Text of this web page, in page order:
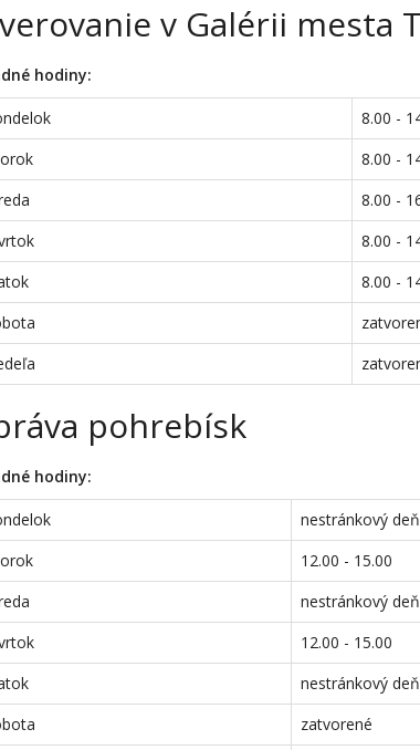
v Galérii mesta
hodiny:
8.00 -
8.00 -
8.00 -
8.00 -
8.00 -
pohrebísk
hodiny:
nestránkový deň
12.00 - 15.00
nestránkový deň
12.00 - 15.00
nestránkový deň
zatvorené